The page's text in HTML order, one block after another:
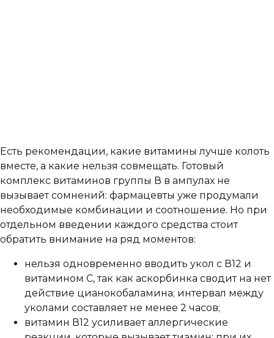
Есть рекомендации, какие витамины лучше колоть
вместе, а какие нельзя совмещать. Готовый
комплекс витаминов группы В в ампулах не
вызывает сомнений: фармацевты уже продумали
необходимые комбинации и соотношение. Но при
отдельном введении каждого средства стоит
обратить внимание на ряд моментов:
нельзя одновременно вводить укол с В12 и
витамином С, так как аскорбинка сводит на нет
действие цианокобаламина; интервал между
уколами составляет не менее 2 часов;
витамин В12 усиливает аллергические